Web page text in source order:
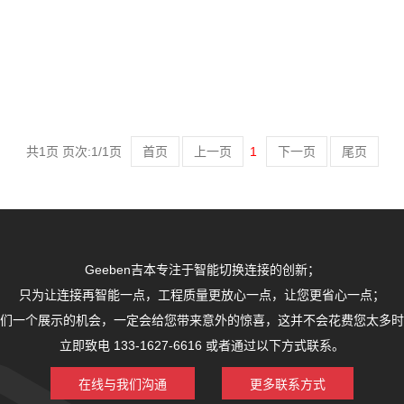
共1页 页次:1/1页 首页 上一页 1 下一页 尾页
Geeben吉本专注于智能切换连接的创新；
只为让连接再智能一点，工程质量更放心一点，让您更省心一点；
一个展示的机会，一定会给您带来意外的惊喜，这并不会花费您太多
立即致电 133-1627-6616 或者通过以下方式联系。
在线与我们沟通 更多联系方式